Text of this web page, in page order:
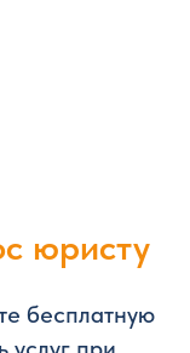
юристу
бесплатную